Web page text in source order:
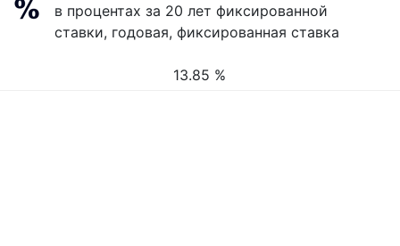
в процентах за 20 лет фиксированной
ставки, годовая, фиксированная ставка
13.85 %